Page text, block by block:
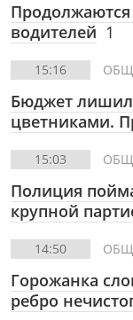
водителей 1
15:16
Бюджет
цветниками.
15:03
Полиция
крупной
14:50
Горожанка
ребро